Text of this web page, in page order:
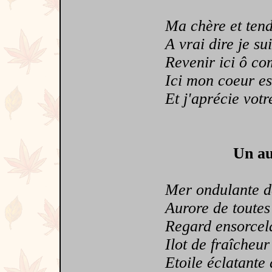
Ma chère et
A vrai dire je
Revenir ici ô
Ici mon coeur
Et j'aprécie
Un
Mer ondulante
Aurore de toutes
Regard
Ilot de fraîcheur
Etoile éclatante